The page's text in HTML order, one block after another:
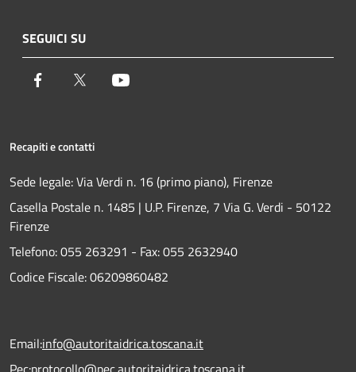
SEGUICI SU
Facebook Twitter
Recapiti e contatti
Sede legale: Via Verdi n. 16 (primo piano), Firenze
Casella Postale n. 1485 | U.P. Firenze, 7 Via G. Verdi - 50122
Firenze
Telefono:055 263291 - Fax:055 2632940
Codice Fiscale: 06209860482
Email:info@autoritaidrica.toscana.it